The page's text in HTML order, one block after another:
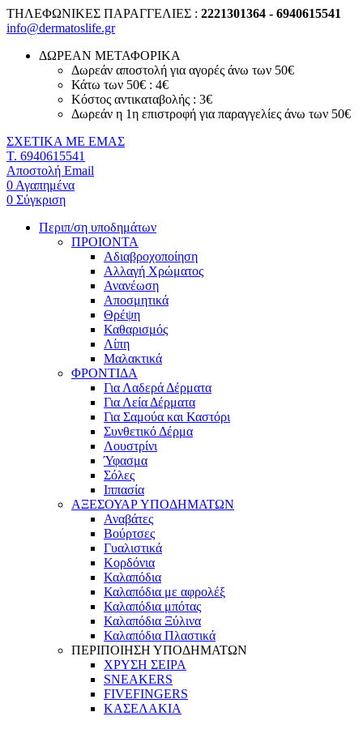
ΤΗΛΕΦΩΝΙΚΕΣ ΠΑΡΑΓΓΕΛΙΕΣ : 2221301364 - 6940615541
info@dermatoslife.gr
ΔΩΡΕΑΝ ΜΕΤΑΦΟΡΙΚΑ
Δωρεάν αποστολή για αγορές άνω των 50€
Κάτω των 50€ : 4€
Κόστος αντικαταβολής : 3€
Δωρεάν η 1η επιστροφή για παραγγελίες άνω των 50€
ΣΧΕΤΙΚΑ ΜΕ ΕΜΑΣ
T. 6940615541
Αποστολή Email
0 Αγαπημένα
0 Σύγκριση
Περιπ/ση υποδημάτων
ΠΡΟΙΟΝΤΑ
Αδιαβροχοποίηση
Αλλαγή Χρώματος
Ανανέωση
Αποσμητικά
Θρέψη
Καθαρισμός
Λίπη
Μαλακτικά
ΦΡΟΝΤΙΔΑ
Για Λαδερά Δέρματα
Για Λεία Δέρματα
Για Σαμούα και Καστόρι
Συνθετικό Δέρμα
Λουστρίνι
Ύφασμα
Σόλες
Ιππασία
ΑΞΕΣΟΥΑΡ ΥΠΟΔΗΜΑΤΩΝ
Αναβάτες
Βούρτσες
Γυαλιστικά
Κορδόνια
Καλαπόδια
Καλαπόδια με αφρολέξ
Καλαπόδια μπότας
Καλαπόδια Ξύλινα
Καλαπόδια Πλαστικά
ΠΕΡΙΠΟΙΗΣΗ ΥΠΟΔΗΜΑΤΩΝ
ΧΡΥΣΗ ΣΕΙΡΑ
SNEAKERS
FIVEFINGERS
ΚΑΣΕΛΑΚΙΑ